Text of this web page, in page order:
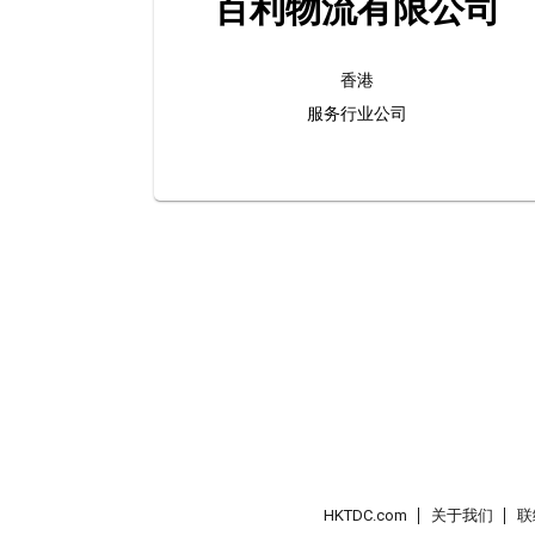
百利物流有限公司
香港
服务行业公司
HKTDC.com 关于我们